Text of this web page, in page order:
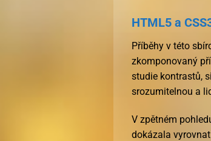
HTML5 a
Příběhy v této
zkomponovaný
studie kontrastů,
srozumitelnou a
V zpětném
dokázala